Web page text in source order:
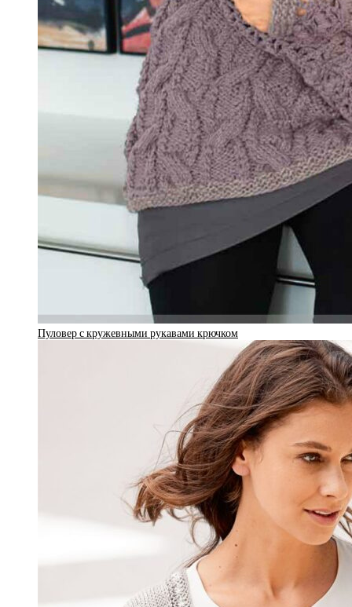
Пуловер с кружевными рукавами крючком